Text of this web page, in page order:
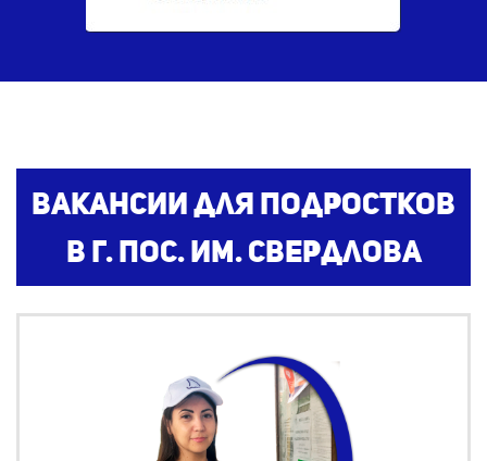
Вакансии для подростков
в г. пос. им. Свердлова